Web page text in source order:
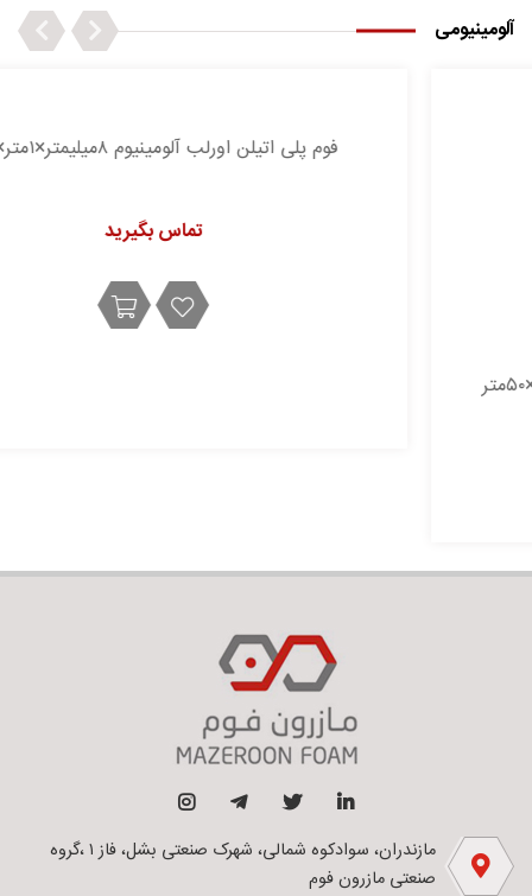
آلومینیومی Previous
Next
مازندران، سوادکوه شمالی، شهرک صنعتی بشل، فاز ۱ ،گروه
صنعتی مازرون فوم